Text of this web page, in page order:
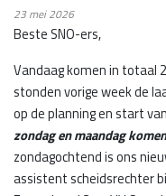
23mei 2026
Beste SNO-ers,
Vandaag komen in totaal
stonden vorige week de
op de planning en start
zondag en maandag
zondagochtend is ons
assistent scheidsrechter